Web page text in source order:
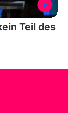
Teil des